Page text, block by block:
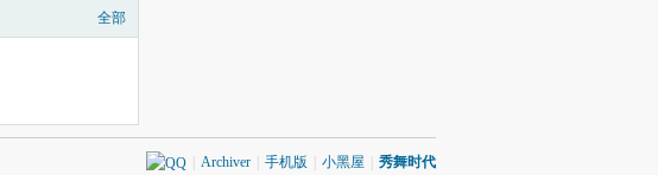
全部
Archiver 手机版 小黑屋 秀舞时代